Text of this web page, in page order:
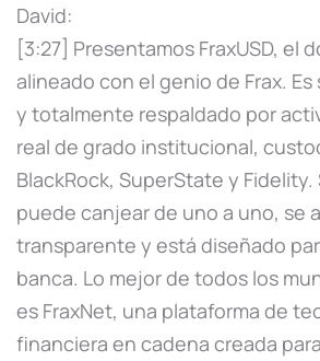
David:
[3:27] Presentamos FraxUSD, el
alineado con el genio de Frax.
y totalmente respaldado por
real de grado institucional,
BlackRock, SuperState y Fidelity.
puede canjear de uno a uno, se
transparente y está diseñado
banca. Lo mejor de todos los
es FraxNet, una plataforma de
financiera en cadena creada